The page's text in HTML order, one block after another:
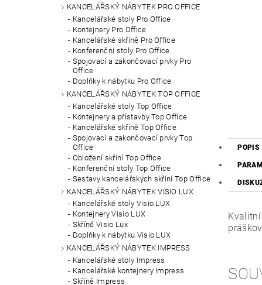
KANCELÁŘSKÝ NÁBYTEK PRO OFFICE
Kancelářské stoly Pro Office
Kontejnery Pro Office
Kancelářské skříně Pro Office
Konferenční stoly Pro Office
Spojovací a zakončovací prvky Pro
Office
Doplňky k nábytku Pro Office
KANCELÁŘSKÝ NÁBYTEK TOP OFFICE
Kancelářské stoly Top Office
Kontejnery a přístavby Top Office
Kancelářské skříně Top Office
Spojovací a zakončovací prvky Top
Office
Obložení skříní Top Office
Konferenční stoly Top Office
Sestavy kancelářských skříní Top Office
KANCELÁŘSKÝ NÁBYTEK VISIO LUX
Kancelářské stoly Visio LUX
Kontejnery Visio LUX
Skříně Visio Lux
Doplňky k nábytku Visio LUX
KANCELÁŘSKÝ NÁBYTEK IMPRESS
Kancelářské stoly Impress
Kancelářské kontejnery Impress
Skříně Impress
POPIS